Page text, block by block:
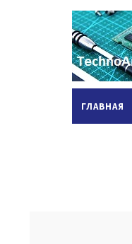
ГЛАВНАЯ